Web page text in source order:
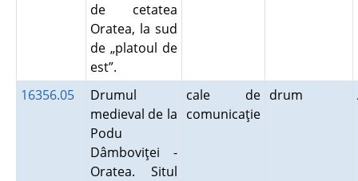
de cetatea
Oratea, la sud
de „platoul de
est”.
16356.05
Drumul
medieval de la
Podu
Dâmboviţei -
Oratea. Situl
cale de
comunicaţie
drum